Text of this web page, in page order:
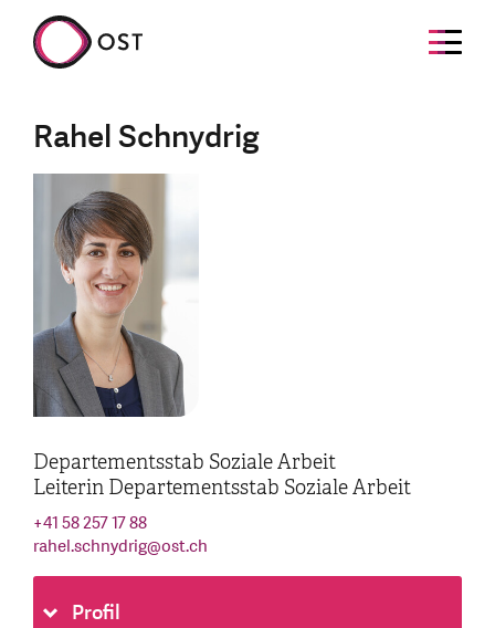
Rahel Schnydrig
Departementsstab Soziale Arbeit
Leiterin Departementsstab Soziale Arbeit
+41 58 257 17 88
rahel.schnydrig@ost.ch
Profil